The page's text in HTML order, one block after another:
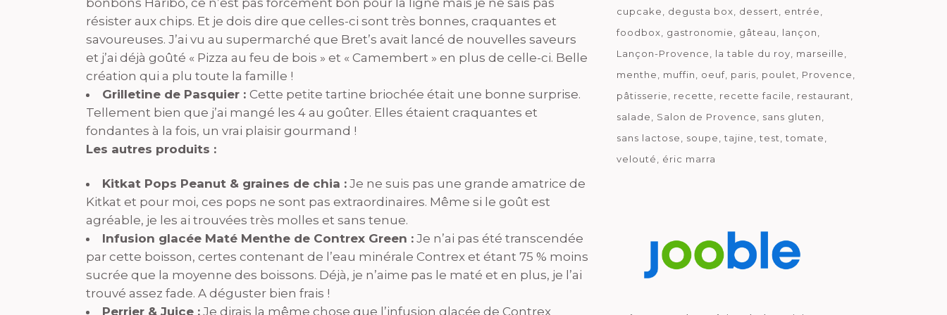
résister aux chips. Et je dois dire que celles-ci sont très bonnes, craquantes et
savoureuses. J’ai vu au supermarché que Bret’s avait lancé de nouvelles saveurs
et j’ai déjà goûté « Pizza au feu de bois » et « Camembert » en plus de celle-ci. Belle
création qui a plu toute la famille !
Grilletine de Pasquier : Cette petite tartine briochée était une bonne surprise.
Tellement bien que j’ai mangé les 4 au goûter. Elles étaient craquantes et
fondantes à la fois, un vrai plaisir gourmand !
Les autres produits :
Kitkat Pops Peanut & graines de chia : Je ne suis pas une grande amatrice de
Kitkat et pour moi, ces pops ne sont pas extraordinaires. Même si le goût est
agréable, je les ai trouvées très molles et sans tenue.
Infusion glacée Maté Menthe de Contrex Green : Je n’ai pas été transcendée
par cette boisson, certes contenant de l’eau minérale Contrex et étant 75 % moins
sucrée que la moyenne des boissons. Déjà, je n’aime pas le maté et en plus, je l’ai
trouvé assez fade. A déguster bien frais !
Perrier & Juice : Je dirais la même chose que l’infusion glacée de Contrex
cupcake degusta box dessert
entrée
foodbox
gastronomie gâteau
lançon
Lançon-Provence
la table du roy
marseille
menthe
muffin oeuf paris poulet
Provence
pâtisserie
recette recette facile
restaurant
salade
Salon de Provence
sans gluten
sans lactose
soupe tajine test
tomate
velouté
éric marra